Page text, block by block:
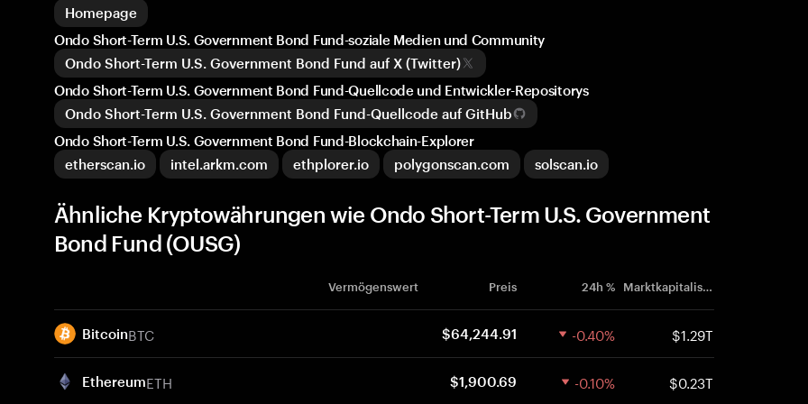
Homepage
Ondo Short-Term U.S. Government Bond Fund-soziale Medien und Community
Ondo Short-Term U.S. Government Bond Fund auf X (Twitter)
Ondo Short-Term U.S. Government Bond Fund-Quellcode und Entwickler-Repositorys
Ondo Short-Term U.S. Government Bond Fund-Quellcode auf GitHub
Ondo Short-Term U.S. Government Bond Fund-Blockchain-Explorer
etherscan.io
intel.arkm.com ethplorer.io polygonscan.com solscan.io
Ähnliche Kryptowährungen wie Ondo Short-Term U.S. Government
Bond Fund (OUSG)
Vermögenswert Preis 24h % Marktkapitalisierung
BitcoinBTC $64,244.91 -0.40% $1.29T
EthereumETH $1,900.69 -0.10% $0.23T